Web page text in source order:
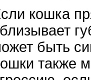
кошка
быть
также